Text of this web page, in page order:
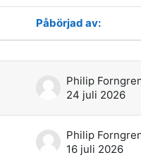
Påbörjad av:
Philip
24 juli 2026
Philip
16 juli 2026